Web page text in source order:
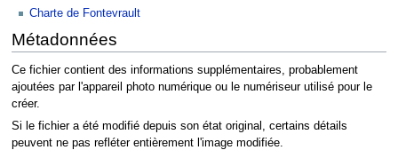
Charte de Fontevrault
Métadonnées
Ce fichier contient des informations supplémentaires, probablement
ajoutées par l'appareil photo numérique ou le numériseur utilisé pour le
créer.
Si le fichier a été modifié depuis son état original, certains détails
peuvent ne pas refléter entièrement l'image modifiée.